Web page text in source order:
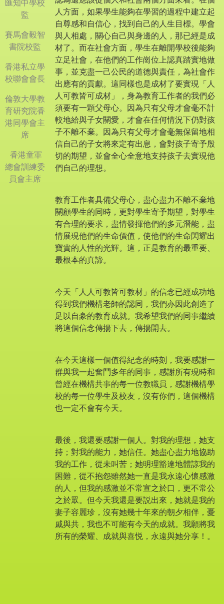
匯知中學校
監
賽馬會毅智
書院校監
香港私立學
校聯會會長
倫敦大學教
育研究院香
港同學會主
席
香港童軍
總會訓練委
員會主席
人方面，如果學生能夠在學習的過程中建立起
自尊感和自信心，找到自己的人生目標。學會
與人相處，關心自己與身邊的人，那已經是成
材了。而在社會方面，學生在離開學校後能夠
立足社會，在他們的工作崗位上認真踏實地做
事，並克盡一己公民的道德與責任，為社會作
出應有的貢獻。這同樣也是成材了要實現「人
人可教皆可成材」，身為教育工作者的我們必
須要有一顆父母心。因為只有父母才會毫不計
較地給與子女關愛，才會在任何情況下仍對孩
子不離不棄。因為只有父母才會毫無保留地相
信自己的子女將來定有出息，會對孩子寄予殷
切的期望，並會全心全意地支持孩子去實現他
們自己的理想。
教育工作者具備父母心，盡心盡力不離不棄地
關顧學生的同時，更對學生寄予期望，對學生
有合理的要求，盡情發揮他們的多元潛能，盡
情展現他們的生命價值，使他們的生命閃耀出
寶貴的人性的光輝。這，正是教育的最重要、
最根本的真諦。
今天「人人可教皆可教材」的信念已經成功地
得到我們機構老師的認同，我們亦因此創造了
足以自豪的教育成就。我希望我們的同事繼續
將這個信念傳揚下去，傳揚開去。
在今天這樣一個值得紀念的時刻，我要感謝一
群與我一起奮鬥多年的同事，感謝所有現時和
曾經在機構共事的每一位教職員，感謝機構學
校的每一位學生及校友，沒有你們，這個機構
也一定不會有今天。
最後，我還要感謝一個人。對我的理想，她支
持；對我的能力，她信任。她盡心盡力地協助
我的工作，從未叫苦；她明理豁達地體諒我的
困難，從不抱怨雖然她一直是我永遠心懷感激
的人，但我的感激並不常宣之於口，更不常公
之於眾。但今天我還是要説出來，她就是我的
妻子容麗珍，沒有她幾十年來的朝夕相伴，憂
戚與共，我也不可能有今天的成就。我願將我
所有的榮耀、成就與喜悦，永遠與她分享！。